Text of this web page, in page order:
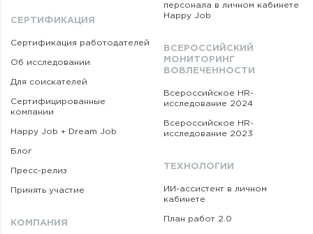
СЕРТИФИКАЦИЯ
Сертификация работодателей
Об исследовании
Для соискателей
Сертифицированные
компании
Happy Job + Dream Job
Блог
Пресс-релиз
Принять участие
КОМПАНИЯ
персонала в личном кабинете
Happy Job
ВСЕРОССИЙСКИЙ
МОНИТОРИНГ
ВОВЛЕЧЕННОСТИ
Всероссийское HR-
исследование 2024
Всероссийское HR-
исследование 2023
ТЕХНОЛОГИИ
ИИ-ассистент в личном
кабинете
План работ 2.0